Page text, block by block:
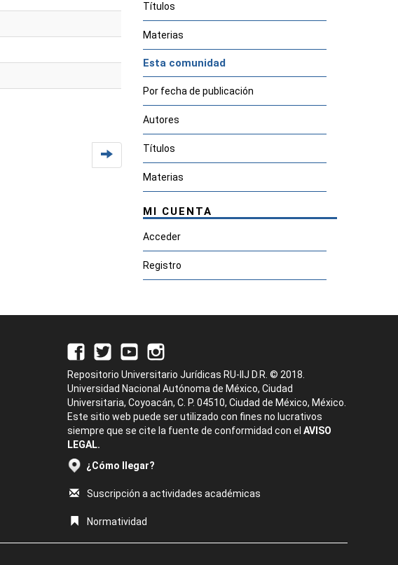
Títulos
Materias
Esta comunidad
Por fecha de publicación
Autores
Títulos
Materias
MI CUENTA
Acceder
Registro
Repositorio Universitario Jurídicas RU-IIJ D.R. © 2018.
Universidad Nacional Autónoma de México, Ciudad
Universitaria, Coyoacán, C. P. 04510, Ciudad de México, México.
Este sitio web puede ser utilizado con fines no lucrativos
siempre que se cite la fuente de conformidad con el AVISO
LEGAL.
¿Cómo llegar?
Suscripción a actividades académicas
Normatividad